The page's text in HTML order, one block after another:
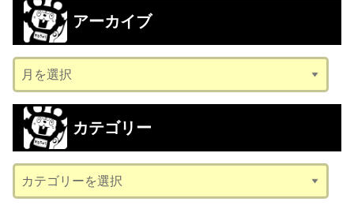
アーカイブ
ー
カ
ブ
カテゴリー
テ